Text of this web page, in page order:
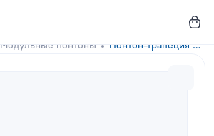
Модульные понтоны Понтон-трапеция GKA-DOCKS 300x130 Snow White с креплениями под настил и раскроем